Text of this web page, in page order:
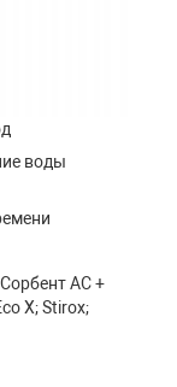
воды
АC +
X; Stirox;